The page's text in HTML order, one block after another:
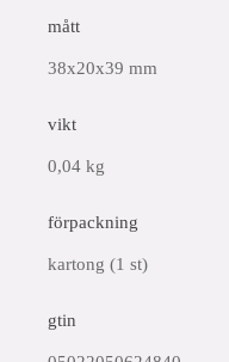
mått
38x20x39 mm
vikt
0,04 kg
förpackning
kartong (1 st)
gtin